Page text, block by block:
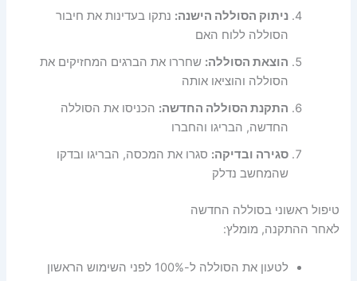
ניתוק הסוללה הישנה: נתקו בעדינות את חיבור
הסוללה ללוח האם
הוצאת הסוללה: שחררו את הברגים המחזיקים את
הסוללה והוציאו אותה
התקנת הסוללה החדשה: הכניסו את הסוללה
החדשה, הבריגו והחברו
סגירה ובדיקה: סגרו את המכסה, הבריגו ובדקו
שהמחשב נדלק
טיפול ראשוני בסוללה החדשה
לאחר ההתקנה, מומלץ:
לטעון את הסוללה ל-100% לפני השימוש הראשון